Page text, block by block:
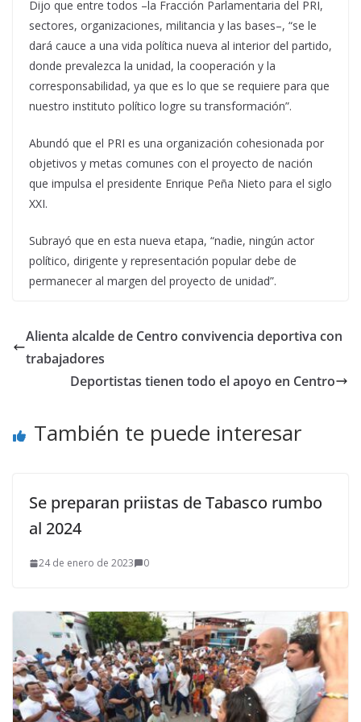
Dijo que entre todos –la Fracción Parlamentaria del PRI,
sectores, organizaciones, militancia y las bases–, “se le
dará cauce a una vida política nueva al interior del partido,
donde prevalezca la unidad, la cooperación y la
corresponsabilidad, ya que es lo que se requiere para que
nuestro instituto político logre su transformación”.
Abundó que el PRI es una organización cohesionada por
objetivos y metas comunes con el proyecto de nación
que impulsa el presidente Enrique Peña Nieto para el siglo
XXI.
Subrayó que en esta nueva etapa, “nadie, ningún actor
político, dirigente y representación popular debe de
permanecer al margen del proyecto de unidad”.
Alienta alcalde de Centro convivencia deportiva con
trabajadores
Deportistas tienen todo el apoyo en Centro
También te puede interesar
Se preparan priistas de Tabasco rumbo
al 2024
24 de enero de 2023 0